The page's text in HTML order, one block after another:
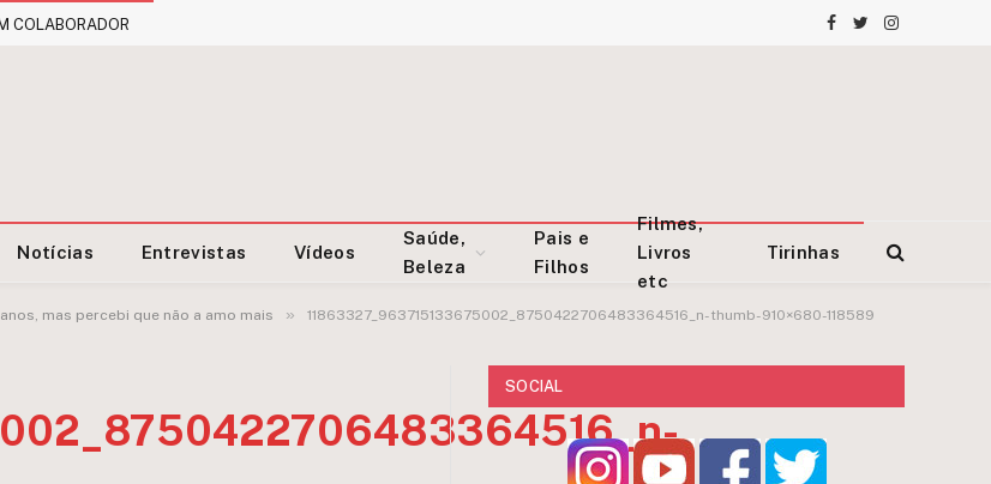
COLABORADOR Facebook
TwitterInstagram
Notícias Entrevistas Vídeos
Saúde,
Beleza
Pais e
Filhos
Filmes,
Livros
etc
Tirinhas
mas percebi que não a amo mais » 11863327_963715133675002_8750422706483364516_n-thumb-910×680-118589
SOCIAL